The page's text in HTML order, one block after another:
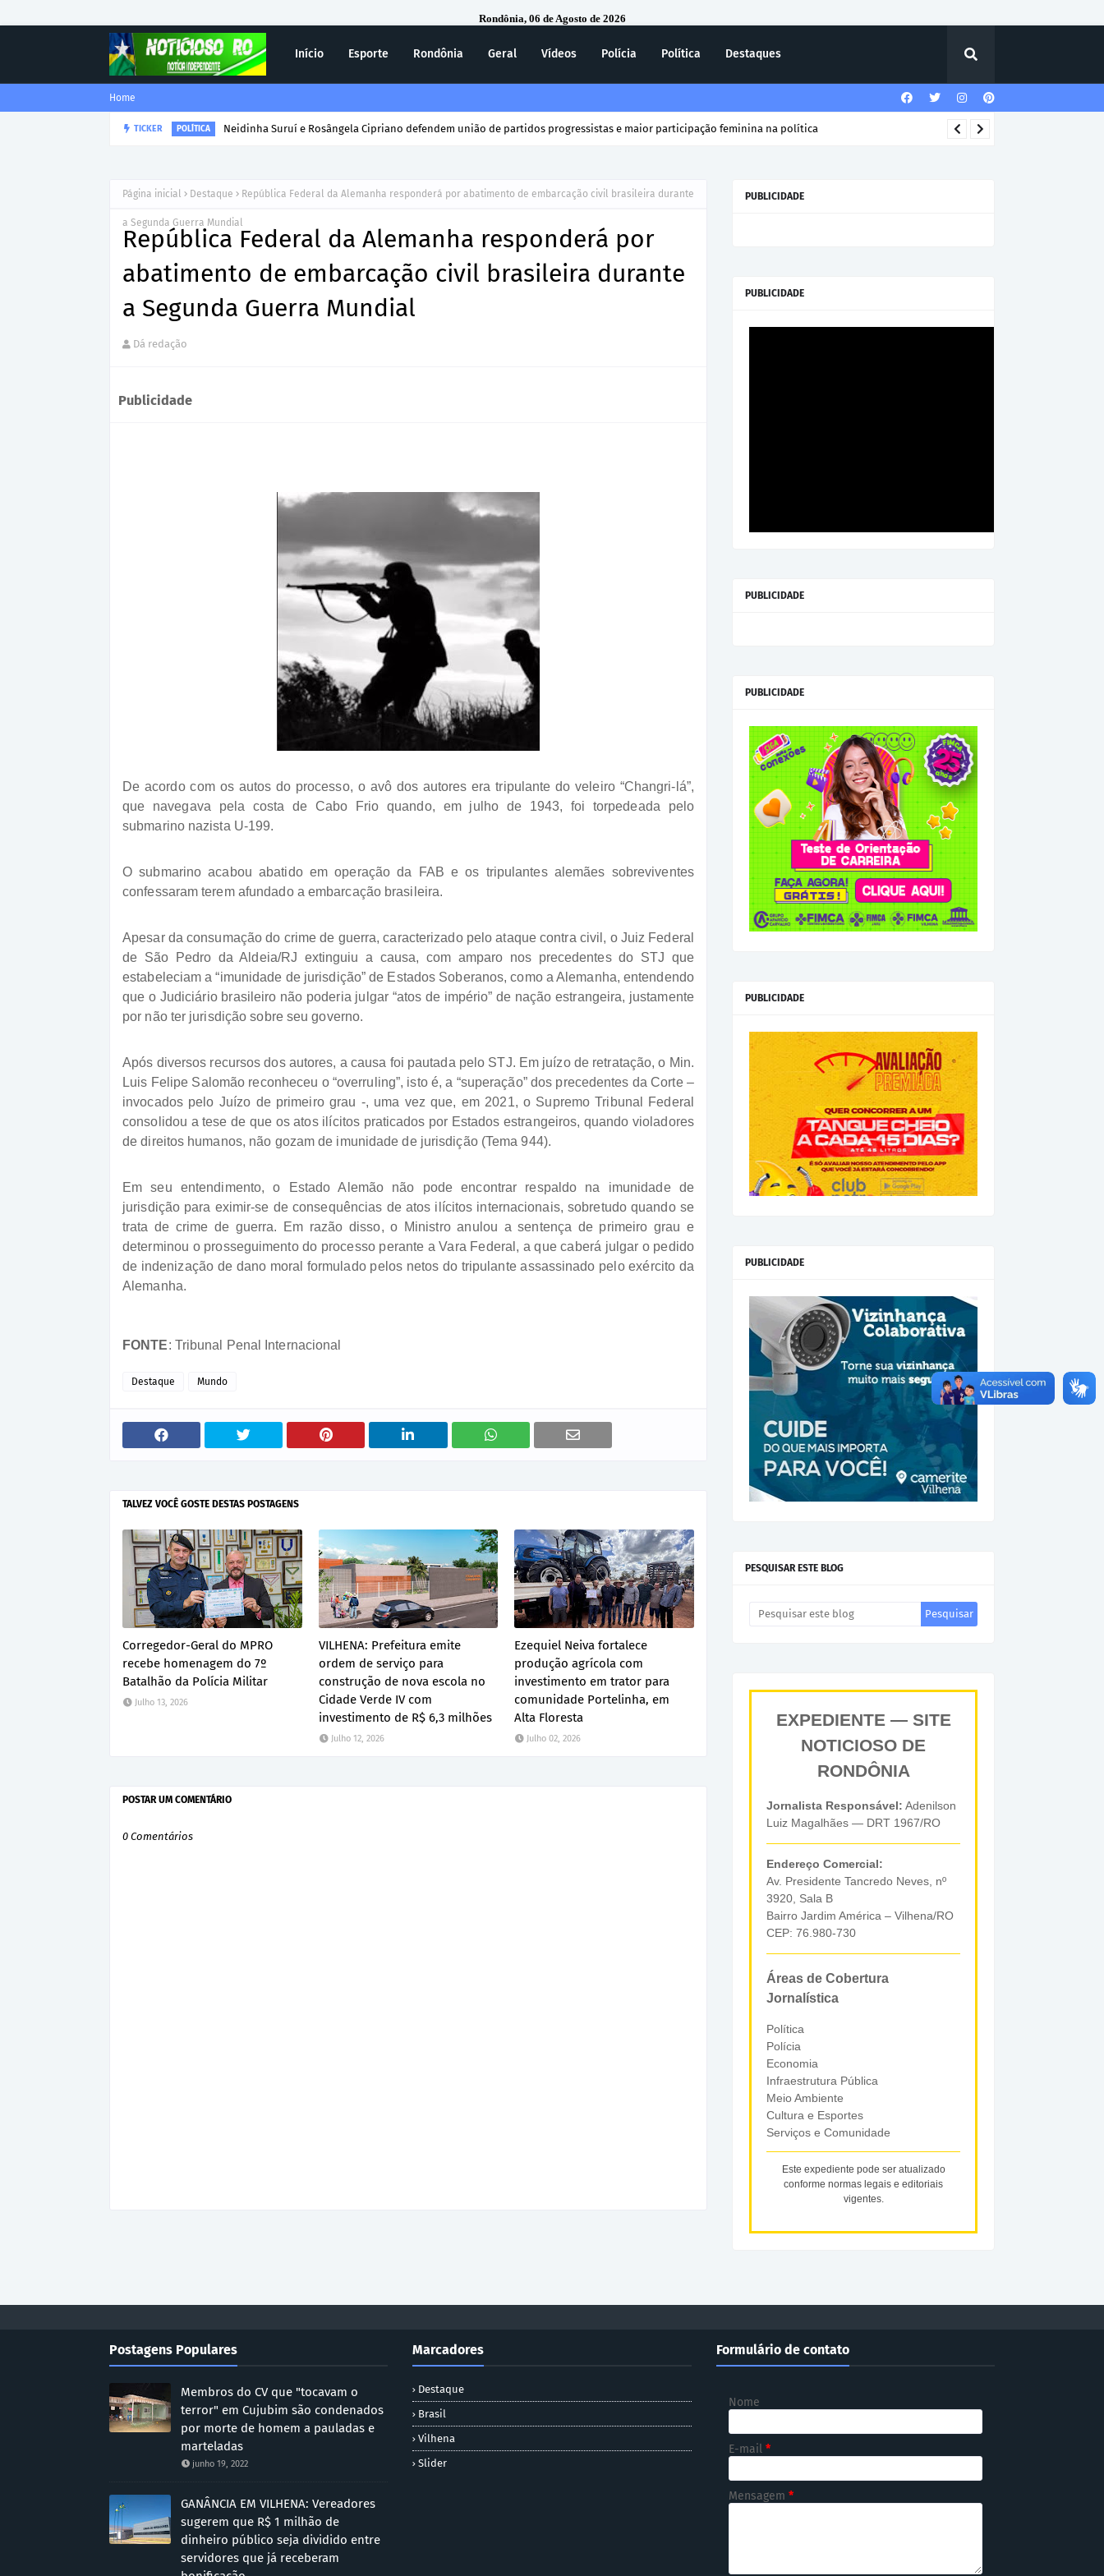
Rondônia, 06 de Agosto de 2026
Início Esporte Rondônia Geral Vídeos Polícia Política Destaques
Home
TICKER DESTAQUE Corregedor-Geral do MPRO recebe homenagem do 7º Batalhão da Polícia Militar
Página inicial Destaque República Federal da Alemanha responderá por abatimento de embarcação civil brasileira durante
a Segunda Guerra Mundial
República Federal da Alemanha responderá por
abatimento de embarcação civil brasileira durante
a Segunda Guerra Mundial
Dá redação
Publicidade
De acordo com os autos do processo, o avô dos autores era tripulante do veleiro “Changri-lá”,
que navegava pela costa de Cabo Frio quando, em julho de 1943, foi torpedeada pelo
submarino nazista U-199.
O submarino acabou abatido em operação da FAB e os tripulantes alemães sobreviventes
confessaram terem afundado a embarcação brasileira.
Apesar da consumação do crime de guerra, caracterizado pelo ataque contra civil, o Juiz Federal
de São Pedro da Aldeia/RJ extinguiu a causa, com amparo nos precedentes do STJ que
estabeleciam a “imunidade de jurisdição” de Estados Soberanos, como a Alemanha, entendendo
que o Judiciário brasileiro não poderia julgar “atos de império” de nação estrangeira, justamente
por não ter jurisdição sobre seu governo.
Após diversos recursos dos autores, a causa foi pautada pelo STJ. Em juízo de retratação, o Min.
Luis Felipe Salomão reconheceu o “overruling”, isto é, a “superação” dos precedentes da Corte –
invocados pelo Juízo de primeiro grau -, uma vez que, em 2021, o Supremo Tribunal Federal
consolidou a tese de que os atos ilícitos praticados por Estados estrangeiros, quando violadores
de direitos humanos, não gozam de imunidade de jurisdição (Tema 944).
Em seu entendimento, o Estado Alemão não pode encontrar respaldo na imunidade de
jurisdição para eximir-se de consequências de atos ilícitos internacionais, sobretudo quando se
trata de crime de guerra. Em razão disso, o Ministro anulou a sentença de primeiro grau e
determinou o prosseguimento do processo perante a Vara Federal, a que caberá julgar o pedido
de indenização de dano moral formulado pelos netos do tripulante assassinado pelo exército da
Alemanha.
FONTE: Tribunal Penal Internacional
Destaque Mundo
TALVEZ VOCÊ GOSTE DESTAS POSTAGENS
Corregedor-Geral do MPRO
recebe homenagem do 7º
Batalhão da Polícia Militar
Julho 13, 2026
VILHENA: Prefeitura emite
ordem de serviço para
construção de nova escola no
Cidade Verde IV com
investimento de R$ 6,3 milhões
Julho 12, 2026
Ezequiel Neiva fortalece
produção agrícola com
investimento em trator para
comunidade Portelinha, em
Alta Floresta
Julho 02, 2026
POSTAR UM COMENTÁRIO
0 Comentários
PUBLICIDADE
PUBLICIDADE
PUBLICIDADE
PUBLICIDADE
PUBLICIDADE
PUBLICIDADE
PESQUISAR ESTE BLOG
EXPEDIENTE — SITE
NOTICIOSO DE
RONDÔNIA
Jornalista Responsável: Adenilson
Luiz Magalhães — DRT 1967/RO
Endereço Comercial:
Av. Presidente Tancredo Neves, nº
3920, Sala B
Bairro Jardim América – Vilhena/RO
CEP: 76.980-730
Áreas de Cobertura
Jornalística
Política
Polícia
Economia
Infraestrutura Pública
Meio Ambiente
Cultura e Esportes
Serviços e Comunidade
Este expediente pode ser atualizado
conforme normas legais e editoriais
vigentes.
Postagens Populares
Membros do CV que "tocavam o
terror" em Cujubim são condenados
por morte de homem a pauladas e
marteladas
junho 19, 2022
GANÂNCIA EM VILHENA: Vereadores
sugerem que R$ 1 milhão de
dinheiro público seja dividido entre
servidores que já receberam
Marcadores
Destaque
Brasil
Vilhena
Slider
Formulário de contato
Nome
E-mail *
Mensagem *